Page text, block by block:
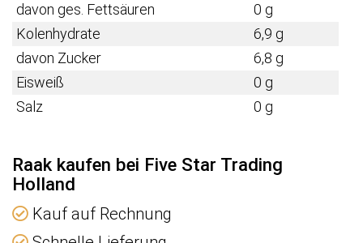
davon ges. Fettsäuren
0 g
Kolenhydrate
6,9 g
davon Zucker
6,8 g
Eisweiß
0 g
Salz
0 g
Raak kaufen bei Five Star Trading
Holland
Kauf auf Rechnung